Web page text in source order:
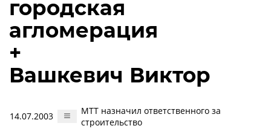
городская
агломерация
+
Вашкевич Виктор
14.07.2003
МТТ назначил ответственного за
строительство